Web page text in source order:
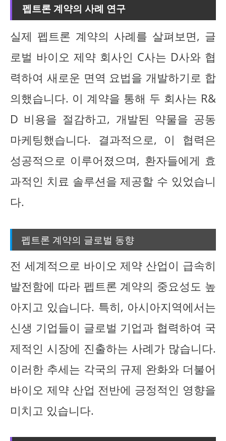
펩트론 계약의 사례 연구
실제 펩트론 계약의 사례를 살펴보면, 글
로벌 바이오 제약 회사인 C사는 D사와 협
력하여 새로운 면역 요법을 개발하기로 합
의했습니다. 이 계약을 통해 두 회사는 R&
D 비용을 절감하고, 개발된 약물을 공동
마케팅했습니다. 결과적으로, 이 협력은
성공적으로 이루어졌으며, 환자들에게 효
과적인 치료 솔루션을 제공할 수 있었습니
다.
펩트론 계약의 글로벌 동향
전 세계적으로 바이오 제약 산업이 급속히
발전함에 따라 펩트론 계약의 중요성도 높
아지고 있습니다. 특히, 아시아지역에서는
신생 기업들이 글로벌 기업과 협력하여 국
제적인 시장에 진출하는 사례가 많습니다.
이러한 추세는 각국의 규제 완화와 더불어
바이오 제약 산업 전반에 긍정적인 영향을
미치고 있습니다.